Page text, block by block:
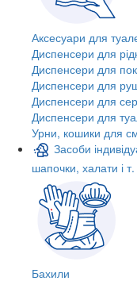
Аксесуари для
Диспенсери для
Диспенсери для
Диспенсери для
Диспенсери для
Диспенсери для
Урни, кошики для
Засоби
шапочки, халати і
Бахили